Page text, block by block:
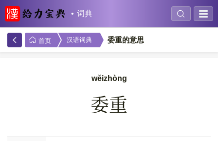
词典
首页 汉语词典 委重的意思
wěizhòng
委重